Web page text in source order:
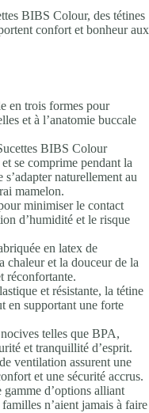
BIBS Colour, des tétines
confort et bonheur aux
en trois formes pour
et à l’anatomie buccale
BIBS Colour
se comprime pendant la
naturellement au
mamelon.
minimiser le contact
d’humidité et le risque
en latex de
chaleur et la douceur de la
réconfortante.
et résistante, la tétine
en supportant une forte
nocives telles que BPA,
et tranquillité d’esprit.
ventilation assurent une
et une sécurité accrus.
gamme d’options alliant
n’aient jamais à faire